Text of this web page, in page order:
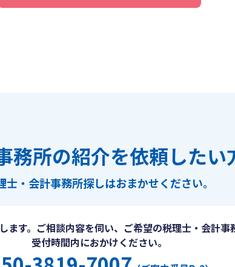
務所の紹介を依頼したい
士・会計事務所探しはおまかせください。
ます。ご相談内容を伺い、ご希望の税理士・会計事
受付時間内におかけください。